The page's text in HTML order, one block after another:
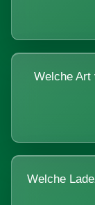
Welche Art
Welche